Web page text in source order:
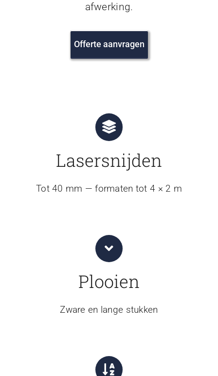
afwerking.
Offerte aanvragen
Lasersnijden
Tot 40 mm — formaten tot 4 × 2 m
Plooien
Zware en lange stukken